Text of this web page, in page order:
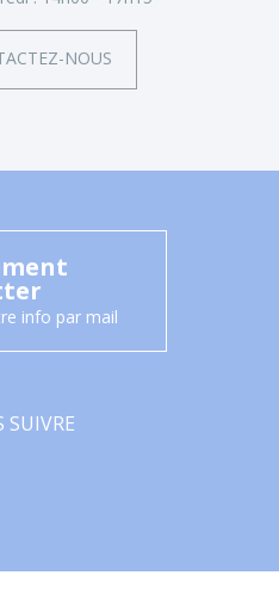
NOUS
info par mail
SUIVRE